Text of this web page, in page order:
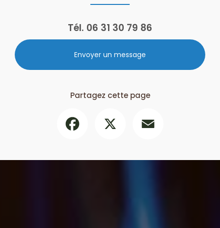
Tél. 06 31 30 79 86
Envoyer un message
Partagez cette page